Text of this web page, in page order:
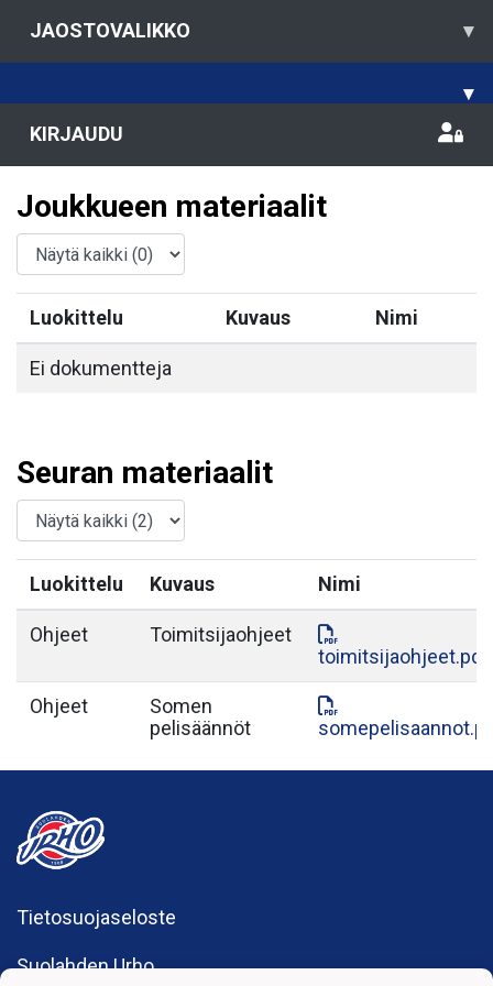
JAOSTOVALIKKO ▾
▾
KIRJAUDU
Joukkueen materiaalit
Luokittelu Kuvaus Nimi
Ei dokumentteja
Seuran materiaalit
Luokittelu Kuvaus Nimi
Ohjeet
Toimitsijaohjeet
toimitsijaohjeet.pdf
Ohjeet
Somen
pelisäännöt
Tietosuojaseloste
Suolahden Urho